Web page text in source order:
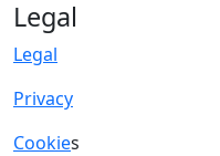
Legal
Legal
Privacy
Cookies